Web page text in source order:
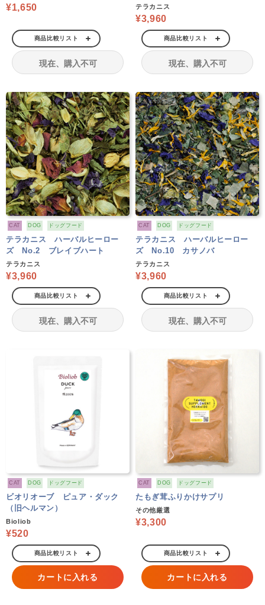
¥1,650
商品比較リスト
現在、購入不可
テラカニス
¥3,960
商品比較リスト
現在、購入不可
CAT DOG ドッグフード
テラカニス ハーバルヒーロー
ズ No.2 ブレイブハート
テラカニス
¥3,960
商品比較リスト
現在、購入不可
CAT DOG ドッグフード
テラカニス ハーバルヒーロー
ズ No.10 カサノバ
テラカニス
¥3,960
商品比較リスト
現在、購入不可
CAT DOG ドッグフード
ビオリオーブ ピュア・ダック
（旧ヘルマン）
Bioliob
¥520
商品比較リスト
カートに入れる
CAT DOG ドッグフード
たもぎ茸ふりかけサプリ
その他厳選
¥3,300
商品比較リスト
カートに入れる